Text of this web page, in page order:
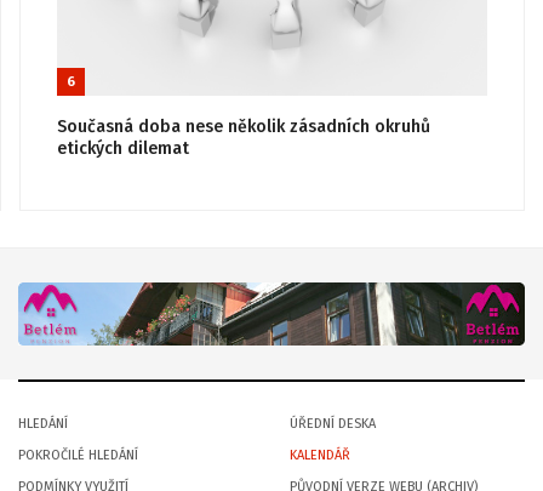
6
Současná doba nese několik zásadních okruhů
etických dilemat
HLEDÁNÍ
POKROČILÉ HLEDÁNÍ
PODMÍNKY VYUŽITÍ
ÚŘEDNÍ DESKA
KALENDÁŘ
PŮVODNÍ VERZE WEBU (ARCHIV)